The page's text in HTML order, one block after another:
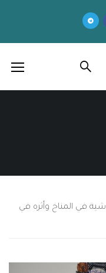
في المناخ وأثره في